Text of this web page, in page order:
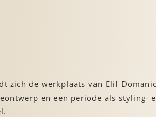
zich de werkplaats van Elif
en een periode als styling-